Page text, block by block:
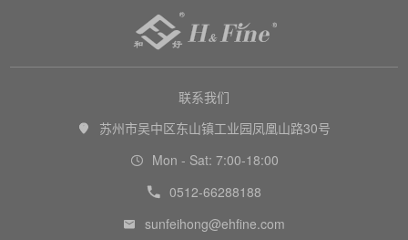

联系我们
 苏州市吴中区东山镇工业园凤凰山路30号
 Mon - Sat: 7:00-18:00
 0512-66288188
 sunfeihong@ehfine.com